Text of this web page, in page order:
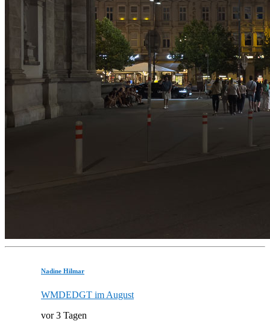
Nadine Hilmar
WMDEDGT im August
vor 3 Tagen